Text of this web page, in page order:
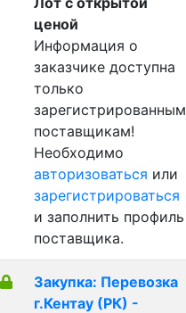
ценой
Информация о
заказчике доступна
только
зарегистрированным
поставщикам!
Необходимо
авторизоваться или
зарегистрироваться
и заполнить профиль
поставщика.
Закупка: Перевозка
г.Кентау (РК) -